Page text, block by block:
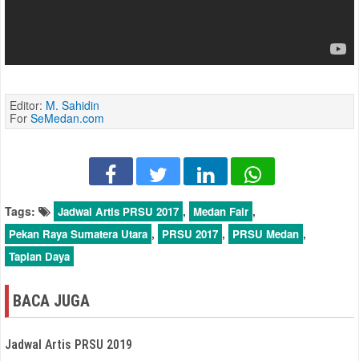
Editor: M. Sahidin
For SeMedan.com
Tags: Jadwal Artis PRSU 2017 , Medan Fair ,
Pekan Raya Sumatera Utara , PRSU 2017 , PRSU Medan ,
Tapian Daya
BACA JUGA
Jadwal Artis PRSU 2019